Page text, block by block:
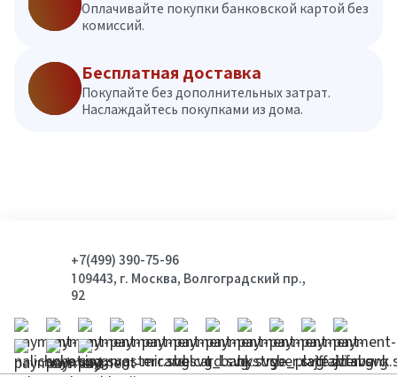
Оплачивайте покупки банковской картой без
комиссий.
Бесплатная доставка
Покупайте без дополнительных затрат.
Наслаждайтесь покупками из дома.
+7(499) 390-75-96
109443, г. Москва, Волгоградский пр.,
92